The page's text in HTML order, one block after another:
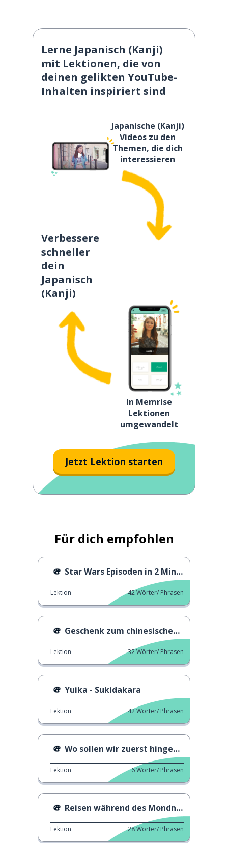
Lerne Japanisch (Kanji)
mit Lektionen, die von
deinen gelikten YouTube-
Inhalten inspiriert sind
Japanische (Kanji)
Videos zu den
Themen, die dich
interessieren
Verbessere
schneller
dein
Japanisch
(Kanji)
In Memrise
Lektionen
umgewandelt
Jetzt Lektion starten
Für dich empfohlen
Star Wars Episoden in 2 Minuten
Lektion 42Wörter/ Phrasen
Geschenk zum chinesischen Neujahr
Lektion 32Wörter/ Phrasen
Yuika - Sukidakara
Lektion 42Wörter/ Phrasen
Wo sollen wir zuerst hingehen?
Lektion 6Wörter/ Phrasen
Reisen während des Mondneujahrsfestes
Lektion 28Wörter/ Phrasen